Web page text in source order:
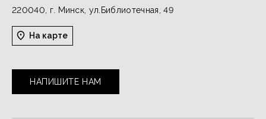
220040, г. Минск, ул.Библиотечная, 49
На карте
НАПИШИТЕ НАМ